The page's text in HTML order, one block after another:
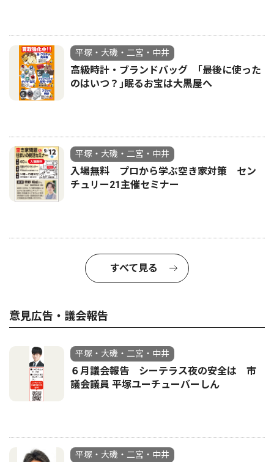
平塚・大磯・二宮・中井
高級時計・ブランドバッグ ｢最後に使った
のはいつ？｣眠るお宝は大黒屋へ
平塚・大磯・二宮・中井
入場無料 プロから学ぶ空き家対策 セン
チュリー21主催セミナー
すべて見る
意見広告・議会報告
平塚・大磯・二宮・中井
６月議会報告 シーテラス夜の安全は 市
議会議員 平塚ユーチューバーしん
平塚・大磯・二宮・中井